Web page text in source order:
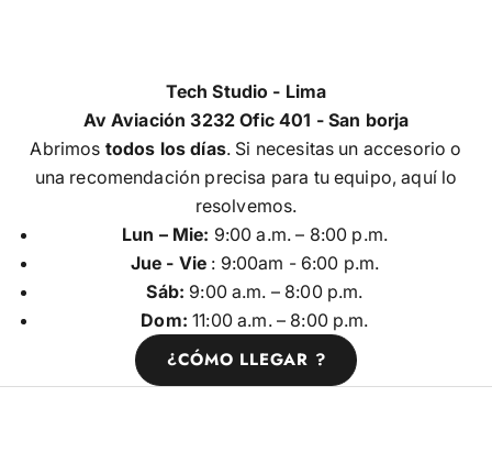
Tech Studio - Lima
Av Aviación 3232 Ofic 401 - San borja
Abrimos todos los días. Si necesitas un accesorio o
una recomendación precisa para tu equipo, aquí lo
resolvemos.
Lun – Mie: 9:00 a.m. – 8:00 p.m.
Jue - Vie : 9:00am - 6:00 p.m.
Sáb: 9:00 a.m. – 8:00 p.m.
Dom: 11:00 a.m. – 8:00 p.m.
¿CÓMO LLEGAR ?